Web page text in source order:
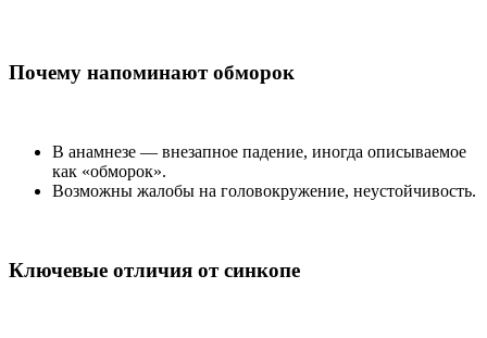
Почему напоминают обморок
В анамнезе — внезапное падение, иногда описываемое
как «обморок».
Возможны жалобы на головокружение, неустойчивость.
Ключевые отличия от синкопе